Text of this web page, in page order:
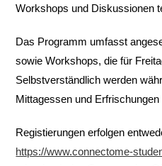
Workshops und Diskussionen
Das Programm umfasst
sowie Workshops, die für
Selbstverständlich werden
Mittagessen und Erfrischungen
Registierungen erfolgen
https://www.connectome-